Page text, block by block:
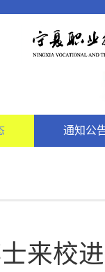
通知公
来校